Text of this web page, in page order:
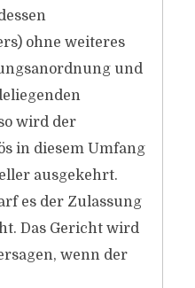
ohne weiteres
und
wird der
in diesem Umfang
ausgekehrt.
es der Zulassung
Das Gericht wird
wenn der